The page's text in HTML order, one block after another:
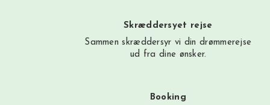
Skræddersyet rejse
Sammen skræddersyr vi din drømmerejse
ud fra dine ønsker.
Booking